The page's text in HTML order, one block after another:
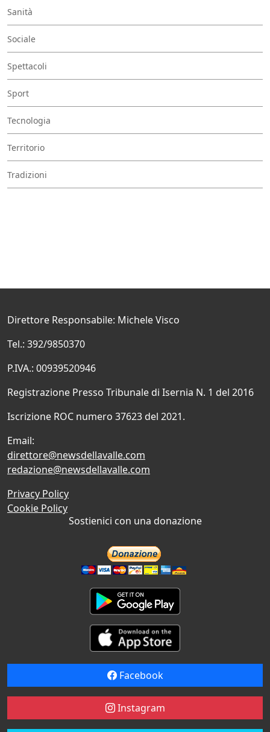
Sanità
Sociale
Spettacoli
Sport
Tecnologia
Territorio
Tradizioni
Direttore Responsabile: Michele Visco
Tel.: 392/9850370
P.IVA.: 00939520946
Registrazione Presso Tribunale di Isernia N. 1 del 2016
Iscrizione ROC numero 37623 del 2021.
Email:
direttore@newsdellavalle.com
redazione@newsdellavalle.com
Privacy Policy
Cookie Policy
Sostienici con una donazione
Facebook
Instagram